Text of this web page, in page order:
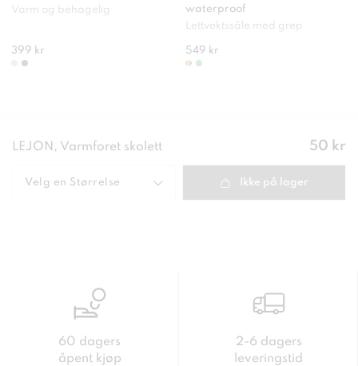
Varm og behagelig
399 kr
waterproof
Lettvektssåle med grep
549 kr
LEJON, Varmforet skolett Pris:
50 kr
Velg en Størrelse Ikke på lager
60 dagers
åpent kjøp
2-6 dagers
leveringstid